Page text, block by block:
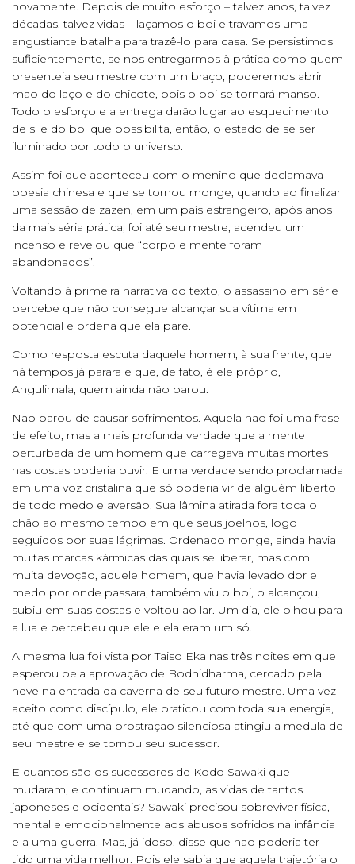
novamente. Depois de muito esforço – talvez anos, talvez
décadas, talvez vidas – laçamos o boi e travamos uma
angustiante batalha para trazê-lo para casa. Se persistimos
suficientemente, se nos entregarmos à prática como quem
presenteia seu mestre com um braço, poderemos abrir
mão do laço e do chicote, pois o boi se tornará manso.
Todo o esforço e a entrega darão lugar ao esquecimento
de si e do boi que possibilita, então, o estado de se ser
iluminado por todo o universo.
Assim foi que aconteceu com o menino que declamava
poesia chinesa e que se tornou monge, quando ao finalizar
uma sessão de zazen, em um país estrangeiro, após anos
da mais séria prática, foi até seu mestre, acendeu um
incenso e revelou que “corpo e mente foram
abandonados”.
Voltando à primeira narrativa do texto, o assassino em série
percebe que não consegue alcançar sua vítima em
potencial e ordena que ela pare.
Como resposta escuta daquele homem, à sua frente, que
há tempos já parara e que, de fato, é ele próprio,
Angulimala, quem ainda não parou.
Não parou de causar sofrimentos. Aquela não foi uma frase
de efeito, mas a mais profunda verdade que a mente
perturbada de um homem que carregava muitas mortes
nas costas poderia ouvir. E uma verdade sendo proclamada
em uma voz cristalina que só poderia vir de alguém liberto
de todo medo e aversão. Sua lâmina atirada fora toca o
chão ao mesmo tempo em que seus joelhos, logo
seguidos por suas lágrimas. Ordenado monge, ainda havia
muitas marcas kármicas das quais se liberar, mas com
muita devoção, aquele homem, que havia levado dor e
medo por onde passara, também viu o boi, o alcançou,
subiu em suas costas e voltou ao lar. Um dia, ele olhou para
a lua e percebeu que ele e ela eram um só.
A mesma lua foi vista por Taiso Eka nas três noites em que
esperou pela aprovação de Bodhidharma, cercado pela
neve na entrada da caverna de seu futuro mestre. Uma vez
aceito como discípulo, ele praticou com toda sua energia,
até que com uma prostração silenciosa atingiu a medula de
seu mestre e se tornou seu sucessor.
E quantos são os sucessores de Kodo Sawaki que
mudaram, e continuam mudando, as vidas de tantos
japoneses e ocidentais? Sawaki precisou sobreviver física,
mental e emocionalmente aos abusos sofridos na infância
e a uma guerra. Mas, já idoso, disse que não poderia ter
tido uma vida melhor. Pois ele sabia que aquela trajetória o